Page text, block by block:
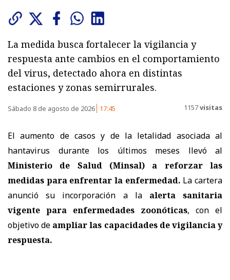
La medida busca fortalecer la vigilancia y
respuesta ante cambios en el comportamiento
del virus, detectado ahora en distintas
estaciones y zonas semirrurales.
Sábado 8 de agosto de 2026 17:45 1157visitas
El aumento de casos y de la letalidad asociada al
hantavirus durante los últimos meses llevó al
Ministerio de Salud (Minsal) a reforzar las
medidas para enfrentar la enfermedad. La cartera
anunció su incorporación a la alerta sanitaria
vigente para enfermedades zoonóticas, con el
objetivo de ampliar las capacidades de vigilancia y
respuesta.